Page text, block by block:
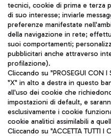
Aeroporti di Roma S.p.A. -
coordinamento di Mundys
tecnici, cookie di prima e terza
di suo interesse; inviarle
preferenze manifestate
della navigazione in rete;
suoi comportamenti;
pubblicitari anche attraverso
profilazione).
Cliccando su "PROSEGUI CON I
"X" in alto a destra in questo
all'uso dei cookie che
impostazioni di default, e
esclusivamente i cookie
cookie analitici assimilabili a
Cliccando su "ACCETTA TUTTI